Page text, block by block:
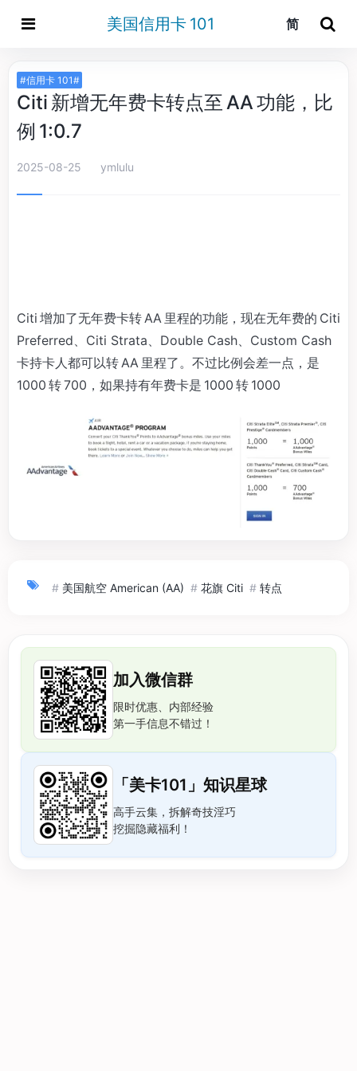
美国信用卡 101 简
#信用卡 101#
Citi 新增无年费卡转点至 AA 功能，比
例 1:0.7
2025-08-25 ymlulu
Citi 增加了无年费卡转 AA 里程的功能，现在无年费的 Citi
Preferred、Citi Strata、Double Cash、Custom Cash
卡持卡人都可以转 AA 里程了。不过比例会差一点，是
1000 转 700，如果持有年费卡是 1000 转 1000
# 美国航空 American (AA) # 花旗 Citi # 转点
加入微信群
限时优惠、内部经验
第一手信息不错过！
「美卡101」知识星球
高手云集，拆解奇技淫巧
挖掘隐藏福利！